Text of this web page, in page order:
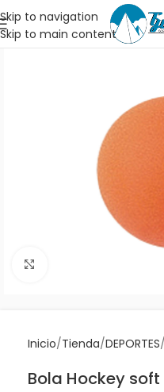
Skip to navigation
Skip to main content
Inicio Tienda DEPORTES
Bola Hockey soft